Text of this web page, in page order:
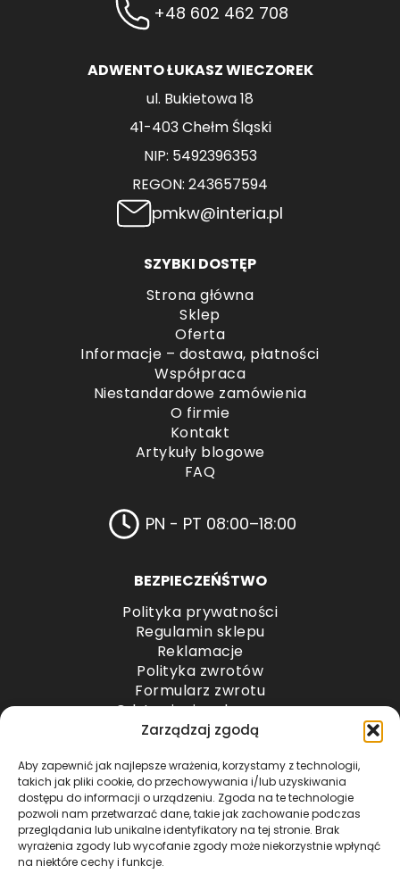
Zarządzaj zgodą
Aby zapewnić jak najlepsze wrażenia, korzystamy z technologii,
takich jak pliki cookie, do przechowywania i/lub uzyskiwania
dostępu do informacji o urządzeniu. Zgoda na te technologie
pozwoli nam przetwarzać dane, takie jak zachowanie podczas
przeglądania lub unikalne identyfikatory na tej stronie. Brak
wyrażenia zgody lub wycofanie zgody może niekorzystnie wpłynąć
na niektóre cechy i funkcje.
+48 602 462 708
ADWENTO ŁUKASZ WIECZOREK
ul. Bukietowa 18
41-403 Chełm Śląski
NIP: 5492396353
REGON: 243657594
pmkw@interia.pl
SZYBKI DOSTĘP
Strona główna
Sklep
Oferta
Informacje – dostawa, płatności
Współpraca
Niestandardowe zamówienia
O firmie
Kontakt
Artykuły blogowe
FAQ
PN - PT 08:00–18:00
BEZPIECZEŃŚTWO
Polityka prywatności
Regulamin sklepu
Reklamacje
Polityka zwrotów
Formularz zwrotu
Odstąpienie od umowy
Odstąpienie od umowy – przesyłki paletowe
METODY PŁATNOŚCI